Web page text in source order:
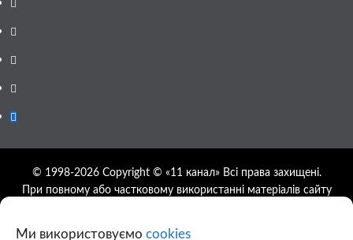
Ми використовуємо cookies
YouTube
Telegram
Instagram
Twitter
Google
© 1998-2026 Copyright © «11 канал» Всі права захищені.
При повному або частковому використанні матеріалів сайту